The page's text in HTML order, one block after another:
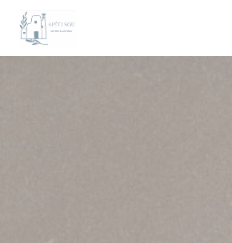
Personnalisation de vos choix en matière